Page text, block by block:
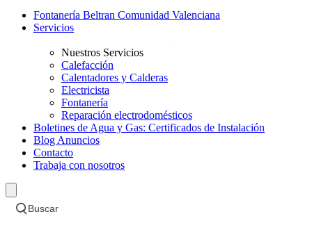
Fontanería Beltran Comunidad Valenciana
Servicios
Nuestros Servicios
Calefacción
Calentadores y Calderas
Electricista
Fontanería
Reparación electrodomésticos
Boletines de Agua y Gas: Certificados de Instalación
Blog Anuncios
Contacto
Trabaja con nosotros
Buscar